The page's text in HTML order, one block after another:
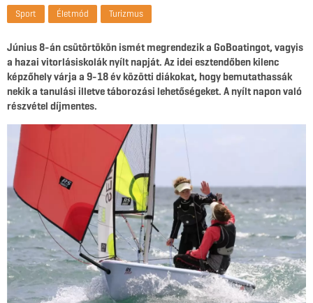
Sport Életmód Turizmus
Június 8-án csütörtökön ismét megrendezik a GoBoatingot, vagyis
a hazai vitorlásiskolák nyílt napját. Az idei esztendőben kilenc
képzőhely várja a 9-18 év közötti diákokat, hogy bemutathassák
nekik a tanulási illetve táborozási lehetőségeket. A nyílt napon való
részvétel díjmentes.